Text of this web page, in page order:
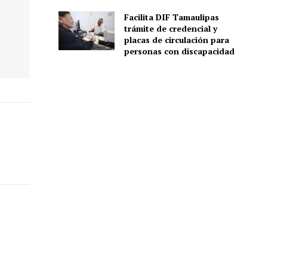
Facilita DIF Tamaulipas
trámite de credencial y
placas de circulación para
personas con discapacidad